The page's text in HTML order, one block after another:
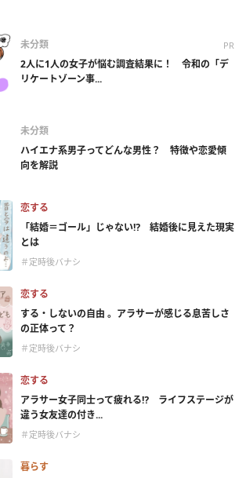
未分類 PR
2人に1人の女子が悩む調査結果に！ 令和の「デ
リケートゾーン事...
未分類
ハイエナ系男子ってどんな男性？ 特徴や恋愛傾
向を解説
恋する
「結婚＝ゴール」じゃない⁉ 結婚後に見えた現実
とは
＃定時後バナシ
恋する
する・しないの自由 。アラサーが感じる息苦しさ
の正体って？
＃定時後バナシ
恋する
アラサー女子同士って疲れる⁉ ライフステージが
違う女友達の付き...
＃定時後バナシ
暮らす